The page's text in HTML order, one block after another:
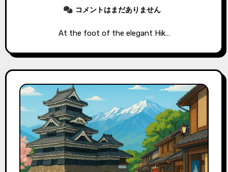
コメントはまだありません
At the foot of the elegant Hik…